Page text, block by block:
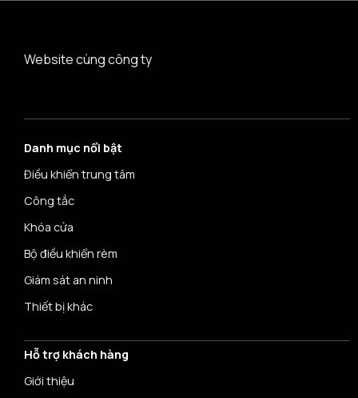
Website cùng công ty
Danh mục nổi bật
Điều khiển trung tâm
Công tắc
Khóa cửa
Bộ điều khiển rèm
Giám sát an ninh
Thiết bị khác
Hỗ trợ khách hàng
Giới thiệu